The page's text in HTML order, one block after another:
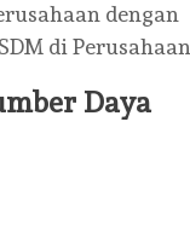
dengan
di Perusahaan
Daya